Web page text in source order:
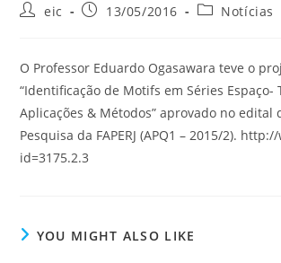
Posteic
Post13/05/2016
PostNotícias
O Professor Eduardo Ogasawara teve o
“Identificação de Motifs em Séries Espaço-
Aplicações & Métodos” aprovado no edital
Pesquisa da FAPERJ (APQ1 – 2015/2).
id=3175.2.3
YOU MIGHT ALSO LIKE